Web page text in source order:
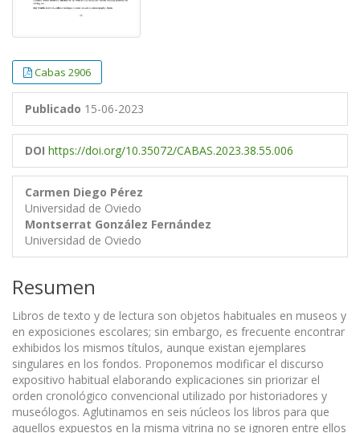
Cabas 2906
Publicado 15-06-2023
DOI https://doi.org/10.35072/CABAS.2023.38.55.006
Carmen Diego Pérez
Universidad de Oviedo
Montserrat González Fernández
Universidad de Oviedo
Resumen
Libros de texto y de lectura son objetos habituales en museos y
en exposiciones escolares; sin embargo, es frecuente encontrar
exhibidos los mismos títulos, aunque existan ejemplares
singulares en los fondos. Proponemos modificar el discurso
expositivo habitual elaborando explicaciones sin priorizar el
orden cronológico convencional utilizado por historiadores y
museólogos. Aglutinamos en seis núcleos los libros para que
aquellos expuestos en la misma vitrina no se ignoren entre ellos